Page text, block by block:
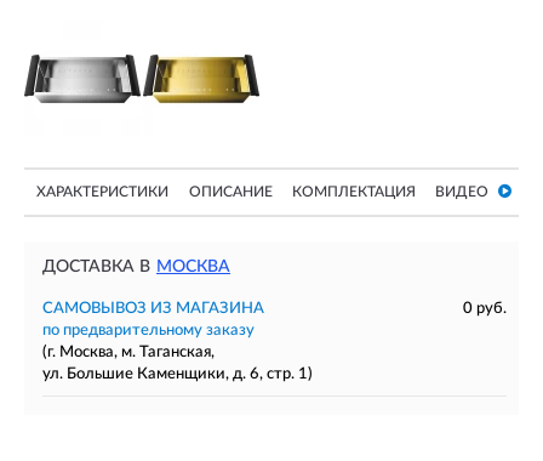
ХАРАКТЕРИСТИКИ ОПИСАНИЕ КОМПЛЕКТАЦИЯ ВИДЕО
ДОСТАВКА В МОСКВА
САМОВЫВОЗ ИЗ МАГАЗИНА
0 руб.
по предварительному заказу
(г. Москва, м. Таганская,
ул. Большие Каменщики, д. 6, стр. 1)